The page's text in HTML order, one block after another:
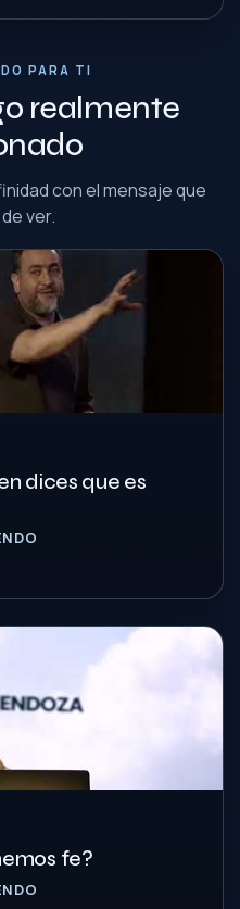
PARA TI
realmente
con el mensaje que
ver.
dices que es
fe?